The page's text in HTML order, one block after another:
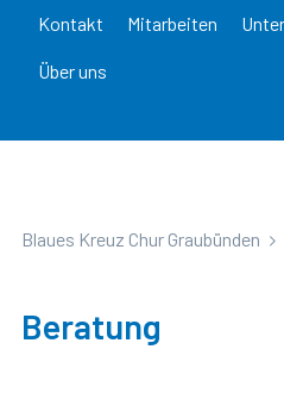
Kontakt Mitarbeiten
Über uns
Blaues Kreuz Chur Graubünden
Beratung